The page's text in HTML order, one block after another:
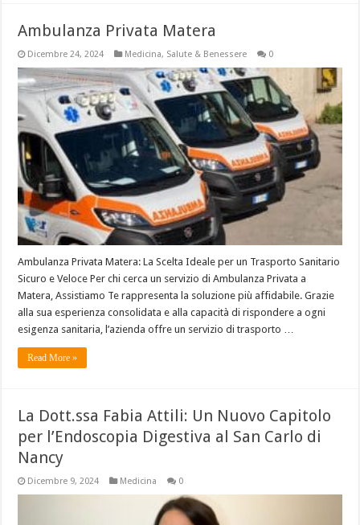
Ambulanza Privata Matera
Dicembre 24, 2024 Medicina, Salute & Benessere 0
Ambulanza Privata Matera: La Scelta Ideale per un Trasporto Sanitario
Sicuro e Veloce Per chi cerca un servizio di Ambulanza Privata a
Matera, Assistiamo Te rappresenta la soluzione più affidabile. Grazie
alla sua esperienza consolidata e alla capacità di rispondere a ogni
esigenza sanitaria, l’azienda offre un servizio di trasporto …
Read More »
La Dott.ssa Fabia Attili: Un Nuovo Capitolo
per l’Endoscopia Digestiva al San Carlo di
Nancy
Dicembre 9, 2024 Medicina 0